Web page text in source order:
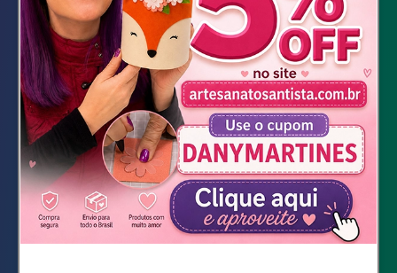
feltro com glitter rosa
Garrafa Pet
Tesoura
Cola quente
Cola de silicone líquida
Baixar Moldes